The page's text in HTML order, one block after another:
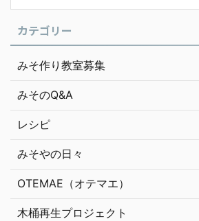
カテゴリー
みそ作り教室募集
みそのQ&A
レシピ
みそやの日々
OTEMAE（オテマエ）
木桶再生プロジェクト